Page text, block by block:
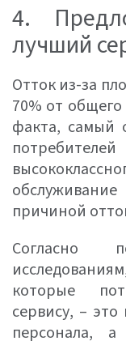
4.
лучший
Отток из-за
70% от
факта, самый
причиной
Согласно
которые
сервису, –
персонала,